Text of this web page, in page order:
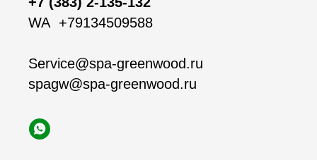
WA +79134509588
Service@spa-greenwood.ru
spagw@spa-greenwood.ru